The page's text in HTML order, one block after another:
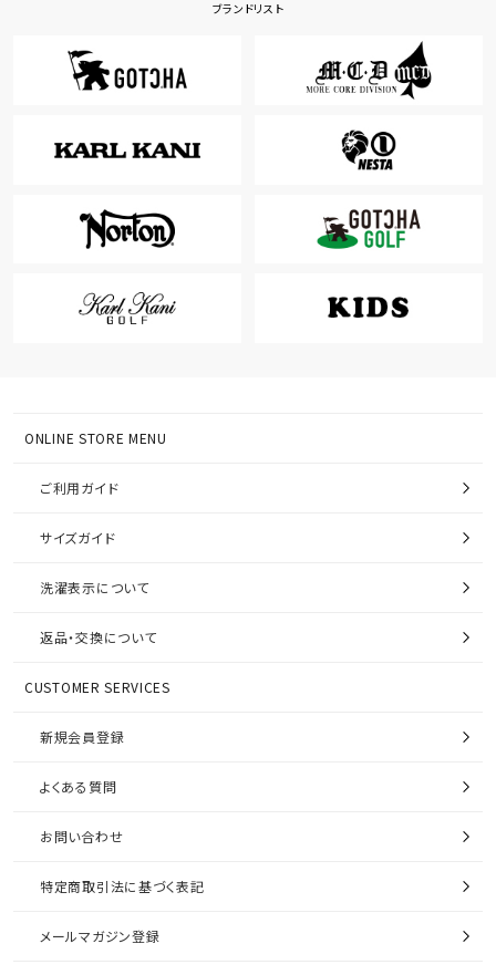
ブランドリスト
ONLINE STORE MENU
ご利用ガイド
サイズガイド
洗濯表示について
返品・交換について
CUSTOMER SERVICES
新規会員登録
よくある質問
お問い合わせ
特定商取引法に基づく表記
メールマガジン登録